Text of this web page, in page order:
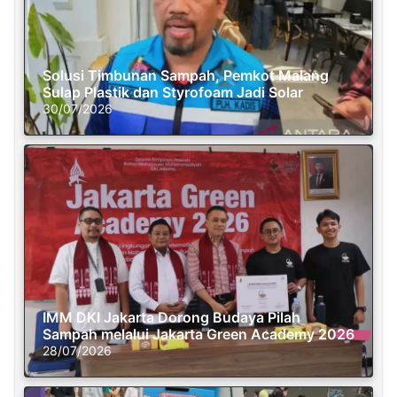
Solusi Timbunan Sampah, Pemkot Malang
Sulap Plastik dan Styrofoam Jadi Solar
30/07/2026
IMM DKI Jakarta Dorong Budaya Pilah
Sampah melalui Jakarta Green Academy 2026
28/07/2026